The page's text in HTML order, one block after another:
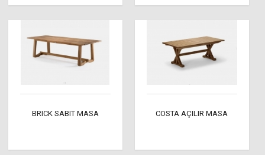
BRICK SABIT MASA COSTA AÇILIR MASA